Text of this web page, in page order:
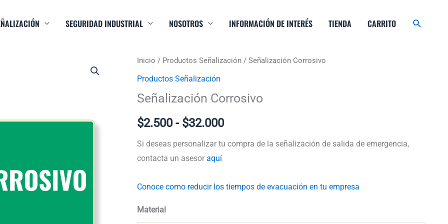
SEGURIDAD INDUSTRIAL NOSOTROS INFORMACIÓN DE INTERÉS TIENDA CARRITO Buscar
Inicio / Productos Señalización / Señalización Corrosivo
Productos Señalización
Señalización Corrosivo
$2.500 - $32.000
Rango
$2.500
Si deseas personalizar tu compra de la señalización de salida de emergencia,
contacta un asesor aquí
Conoce como reducir los tiempos de evacuación en tu empresa
Material
El
era:
$25.000.
El
$22.000.
Señalización
Corrosivo